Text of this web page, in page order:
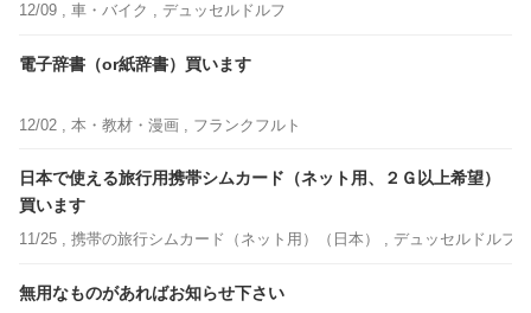
12/09 , 車・バイク , デュッセルドルフ
電子辞書（or紙辞書）買います
12/02 , 本・教材・漫画 , フランクフルト
日本で使える旅行用携帯シムカード（ネット用、２Ｇ以上希望）
買います
11/25 , 携帯の旅行シムカード（ネット用）（日本） , デュッセルドルフ
無用なものがあればお知らせ下さい